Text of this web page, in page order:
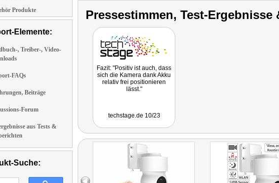
Produkte
Elemente:
, Treiber-, Video-
FAQs
Beiträge
Forum
aus Tests &
Suche:
Pressestimmen, Test-Ergebnisse
Fazit: "Positiv ist auch, dass
sich die Kamera dank Akku
relativ frei positionieren
lässt."
techstage.de 10/23